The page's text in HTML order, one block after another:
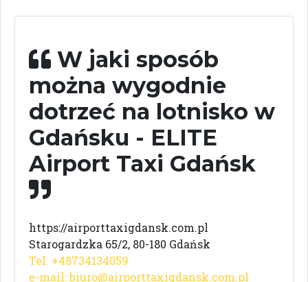
W jaki sposób
można wygodnie
dotrzeć na lotnisko w
Gdańsku - ELITE
Airport Taxi Gdańsk
https://airporttaxigdansk.com.pl
Starogardzka 65/2, 80-180 Gdańsk
Tel. +48734134059
e-mail:biuro@airporttaxigdansk.com.pl